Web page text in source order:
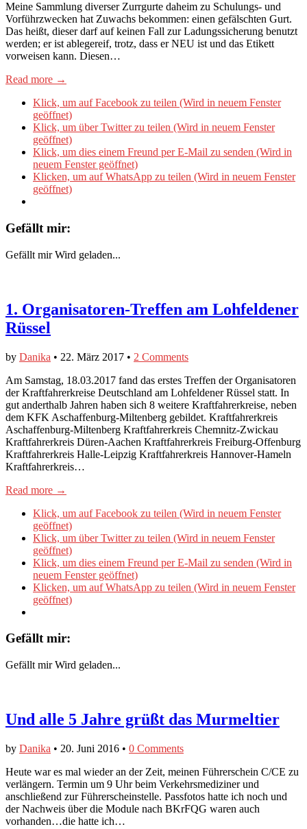
Meine Sammlung diverser Zurrgurte daheim zu Schulungs- und
Vorführzwecken hat Zuwachs bekommen: einen gefälschten Gurt.
Das heißt, dieser darf auf keinen Fall zur Ladungssicherung benutzt
werden; er ist ablegereif, trotz, dass er NEU ist und das Etikett
vorweisen kann. Diesen…
Read more →
Klick, um auf Facebook zu teilen (Wird in neuem Fenster
geöffnet)
Klick, um über Twitter zu teilen (Wird in neuem Fenster
geöffnet)
Klick, um dies einem Freund per E-Mail zu senden (Wird in
neuem Fenster geöffnet)
Klicken, um auf WhatsApp zu teilen (Wird in neuem Fenster
geöffnet)
Gefällt mir:
Gefällt mir Wird geladen...
1. Organisatoren-Treffen am Lohfeldener
Rüssel
by Danika • 22. März 2017 • 2 Comments
Am Samstag, 18.03.2017 fand das erstes Treffen der Organisatoren
der Kraftfahrerkreise Deutschland am Lohfeldener Rüssel statt. In
gut anderthalb Jahren haben sich 8 weitere Kraftfahrerkreise, neben
dem KFK Aschaffenburg-Miltenberg gebildet. Kraftfahrerkreis
Aschaffenburg-Miltenberg Kraftfahrerkreis Chemnitz-Zwickau
Kraftfahrerkreis Düren-Aachen Kraftfahrerkreis Freiburg-Offenburg
Kraftfahrerkreis Halle-Leipzig Kraftfahrerkreis Hannover-Hameln
Kraftfahrerkreis…
Read more →
Klick, um auf Facebook zu teilen (Wird in neuem Fenster
geöffnet)
Klick, um über Twitter zu teilen (Wird in neuem Fenster
geöffnet)
Klick, um dies einem Freund per E-Mail zu senden (Wird in
neuem Fenster geöffnet)
Klicken, um auf WhatsApp zu teilen (Wird in neuem Fenster
geöffnet)
Gefällt mir:
Gefällt mir Wird geladen...
Und alle 5 Jahre grüßt das Murmeltier
by Danika • 20. Juni 2016 • 0 Comments
Heute war es mal wieder an der Zeit, meinen Führerschein C/CE zu
verlängern. Termin um 9 Uhr beim Verkehrsmediziner und
anschließend zur Führerscheinstelle. Passfotos hatte ich noch und
der Nachweis über die Module nach BKrFQG waren auch
vorhanden…die hatte ich…